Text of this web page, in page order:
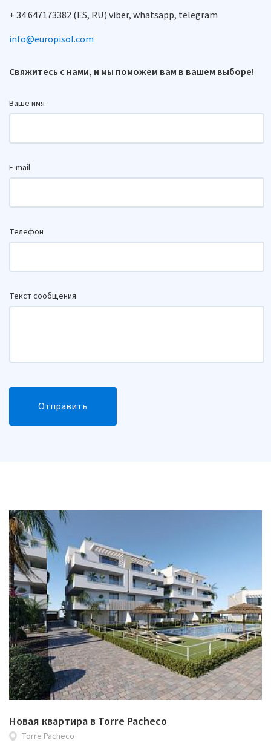
+ 34 647173382 (ES, RU) viber, whatsapp, telegram
info@europisol.com
Свяжитесь с нами, и мы поможем вам в вашем выборе!
Ваше имя
E-mail
Телефон
Текст сообщения
Отправить
Новая квартира в Torre Pacheco
Torre Pacheco